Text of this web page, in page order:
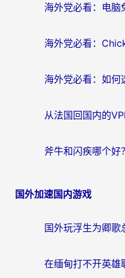
国外加速国内游戏